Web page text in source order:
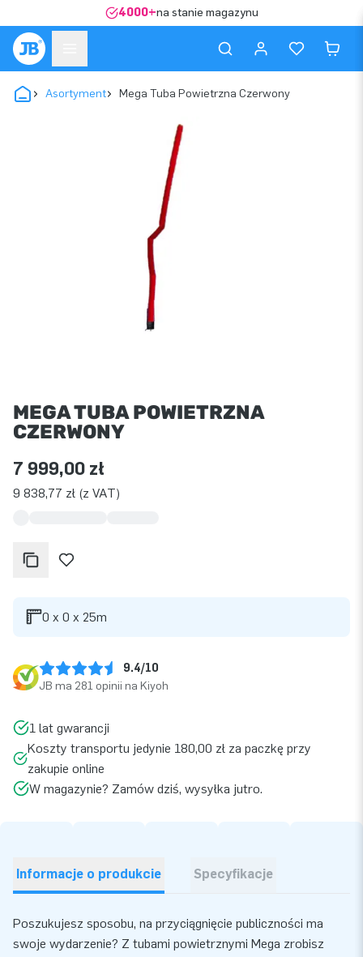
4000+na stanie magazynu
Asortyment Mega Tuba Powietrzna Czerwony
MEGA TUBA POWIETRZNA
CZERWONY
7 999,00 zł
9 838,77 zł (z VAT)
0 x 0 x 25m
9.4/10
JB ma 281 opinii na Kiyoh
1 lat gwarancji
Koszty transportu jedynie 180,00 zł za paczkę przy
zakupie online
W magazynie? Zamów dziś, wysyłka jutro.
Informacje o produkcie Specyfikacje
Poszukujesz sposobu, na przyciągnięcie publiczności ma
swoje wydarzenie? Z tubami powietrznymi Mega zrobisz